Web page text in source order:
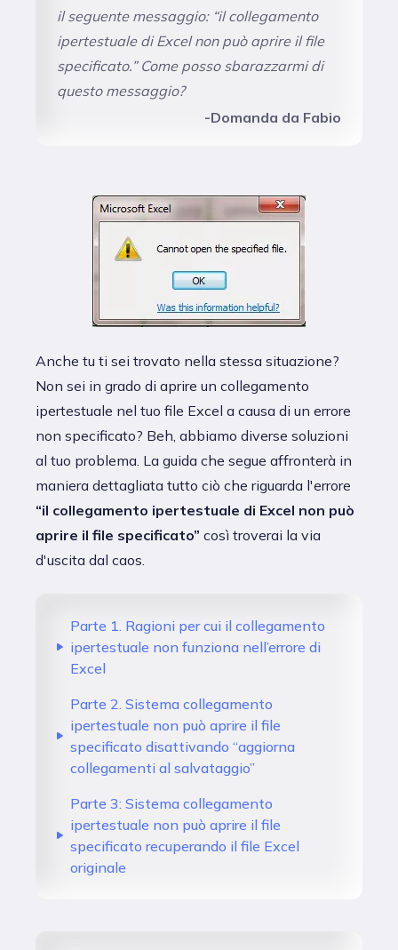
il seguente messaggio: “il collegamento
ipertestuale di Excel non può aprire il file
specificato.” Come posso sbarazzarmi di
questo messaggio?
-Domanda da Fabio
Anche tu ti sei trovato nella stessa situazione?
Non sei in grado di aprire un collegamento
ipertestuale nel tuo file Excel a causa di un errore
non specificato? Beh, abbiamo diverse soluzioni
al tuo problema. La guida che segue affronterà in
maniera dettagliata tutto ciò che riguarda l'errore
“il collegamento ipertestuale di Excel non può
aprire il file specificato” così troverai la via
d'uscita dal caos.
Parte 1. Ragioni per cui il collegamento
ipertestuale non funziona nell’errore di
Excel
Parte 2. Sistema collegamento
ipertestuale non può aprire il file
specificato disattivando “aggiorna
collegamenti al salvataggio”
Parte 3: Sistema collegamento
ipertestuale non può aprire il file
specificato recuperando il file Excel
originale